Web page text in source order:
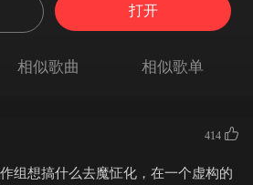
打开
相似歌曲 相似歌单
414
组想搞什么去魔怔化，在一个虚构的